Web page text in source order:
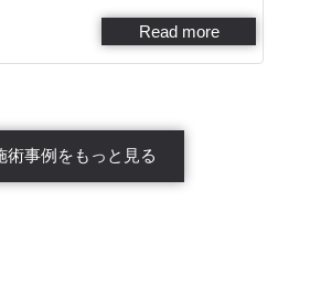
Read more
術事例をもっと見る